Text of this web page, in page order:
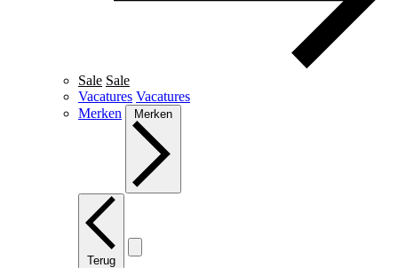
Sale Sale
Vacatures Vacatures
Merken
Merken
Terug